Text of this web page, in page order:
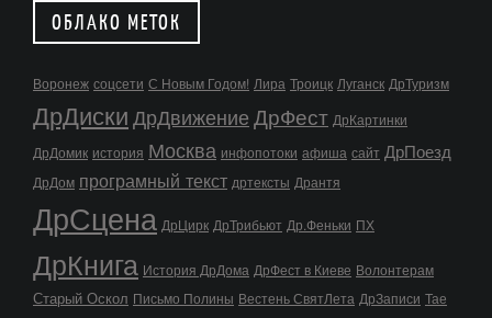
ОБЛАКО МЕТОК
Воронеж соцсети С Новым Годом! Лира Троицк Луганск ДрТуризм
ДрДискиДрДвижениеДрФест ДрКартинки
ДрДомик история Москва инфопотоки афиша сайт ДрПоезд
ДрДом програмный текст дртексты Дрантя
ДрСцена ДрЦирк ДрТрибьют Др.Феньки ПХ
ДрКнига История ДрДома ДрФест в Киеве Волонтерам
Старый Оскол Письмо Полины Вестень СвятЛета ДрЗаписи Тае